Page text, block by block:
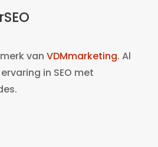
van VDMmarketing. Al
in SEO met